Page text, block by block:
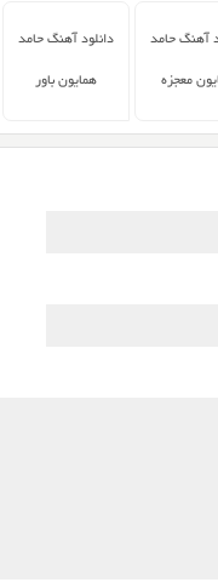
آهنگ حامد
معجزه
دانلود آهنگ حامد
همایون باور